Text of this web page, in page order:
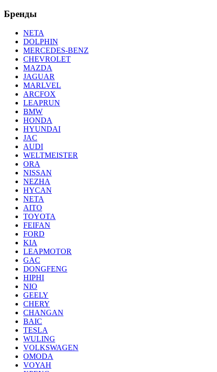
Бренды
NETA
DOLPHIN
MERCEDES-BENZ
CHEVROLET
MAZDA
JAGUAR
MARLVEL
ARCFOX
LEAPRUN
BMW
HONDA
HYUNDAI
JAC
AUDI
WELTMEISTER
ORA
NISSAN
NEZHA
HYCAN
NETA
AITO
TOYOTA
FEIFAN
FORD
KIA
LEAPMOTOR
GAC
DONGFENG
HIPHI
NIO
GEELY
CHERY
CHANGAN
BAIC
TESLA
WULING
VOLKSWAGEN
OMODA
VOYAH